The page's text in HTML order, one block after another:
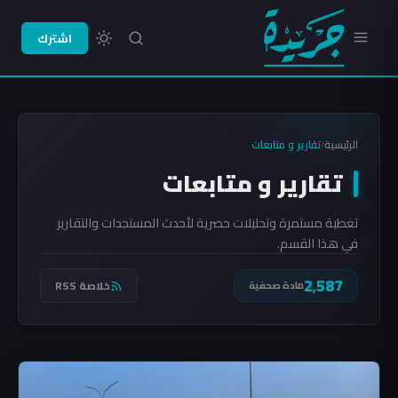
اشترك
الرئيسية/تقارير و متابعات
تقارير و متابعات
تغطية مستمرة وتحليلات حصرية لأحدث المستجدات والتقارير
في هذا القسم.
2٬587مادة صحفية خلاصة RSS